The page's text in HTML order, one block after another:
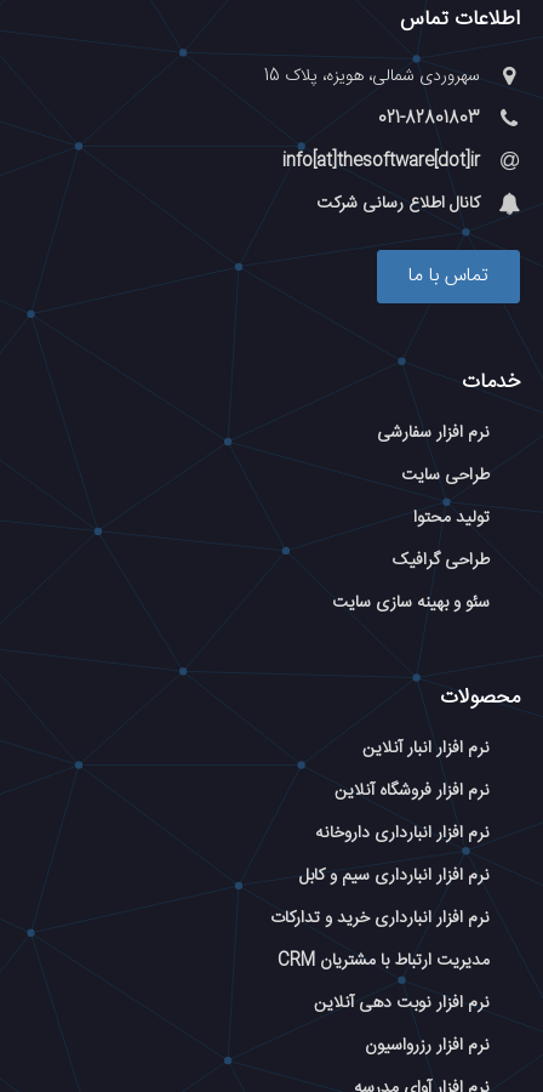
اطلاعات تماس
سهروردی شمالی، هویزه، پلاک 15
021-82801803
info[at]thesoftware[dot]ir
کانال اطلاع رسانی شرکت
تماس با ما
خدمات
نرم افزار سفارشی
طراحی سایت
تولید محتوا
طراحی گرافیک
سئو و بهینه سازی سایت
محصولات
نرم افزار انبار آنلاین
نرم افزار فروشگاه آنلاین
نرم افزار انبارداری داروخانه
نرم افزار انبارداری سیم و کابل
نرم افزار انبارداری خرید و تدارکات
مدیریت ارتباط با مشتریان CRM
نرم افزار نوبت دهی آنلاین
نرم افزار رزرواسیون